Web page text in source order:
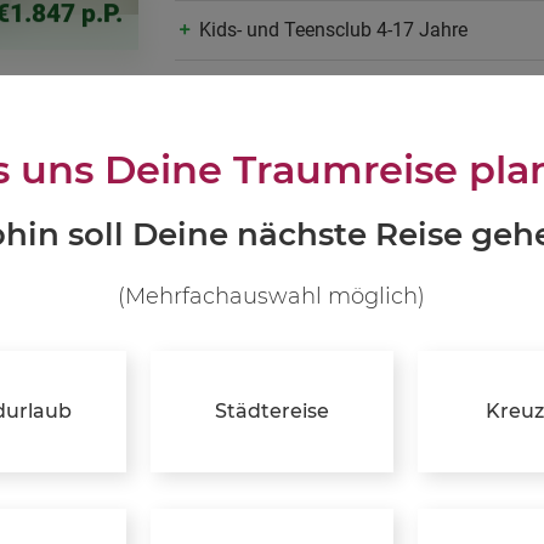
p.P.
Kids- und Teensclub 4-17 Jahre
für jeden Gast die passende
JETZT
uns Deine Traumreise
soll Deine nächste Reise
(Mehrfachauswahl möglich)
Städtereise